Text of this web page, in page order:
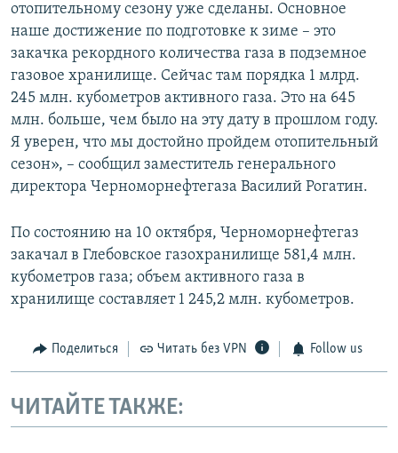
отопительному сезону уже сделаны. Основное
наше достижение по подготовке к зиме – это
закачка рекордного количества газа в подземное
газовое хранилище. Сейчас там порядка 1 млрд.
245 млн. кубометров активного газа. Это на 645
млн. больше, чем было на эту дату в прошлом году.
Я уверен, что мы достойно пройдем отопительный
сезон», – сообщил заместитель генерального
директора Черноморнефтегаза Василий Рогатин.
По состоянию на 10 октября, Черноморнефтегаз
закачал в Глебовское газохранилище 581,4 млн.
кубометров газа; объем активного газа в
хранилище составляет 1 245,2 млн. кубометров.
Поделиться Читать без VPN Follow us
ЧИТАЙТЕ ТАКЖЕ: